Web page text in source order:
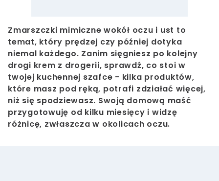
Zmarszczki mimiczne wokół oczu i ust to
temat, który prędzej czy później dotyka
niemal każdego. Zanim sięgniesz po kolejny
drogi krem z drogerii, sprawdź, co stoi w
twojej kuchennej szafce - kilka produktów,
które masz pod ręką, potrafi zdziałać więcej,
niż się spodziewasz. Swoją domową maść
przygotowuję od kilku miesięcy i widzę
różnicę, zwłaszcza w okolicach oczu.